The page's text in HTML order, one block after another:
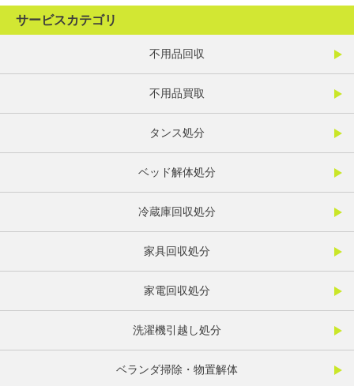
サービスカテゴリ
不用品回収
不用品買取
タンス処分
ベッド解体処分
冷蔵庫回収処分
家具回収処分
家電回収処分
洗濯機引越し処分
ベランダ掃除・物置解体